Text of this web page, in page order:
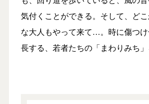
気付くことができる。そして、ど
な大人もやって来て…。時に傷つ
長する、若者たちの「まわりみち」